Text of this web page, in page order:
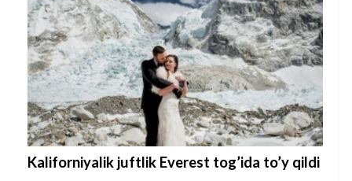
Kaliforniyalik juftlik Everest tog’ida to’y qildi